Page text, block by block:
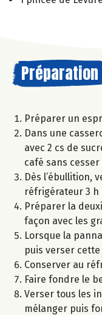
Préparation
Préparer un
Dans une
avec 2 cs de
café sans
Dès l’ébullition,
réfrigérateur 3 h
Préparer la
façon avec les
Lorsque la
puis verser
Conserver au
Faire fondre le
Verser tous les
mélanger puis